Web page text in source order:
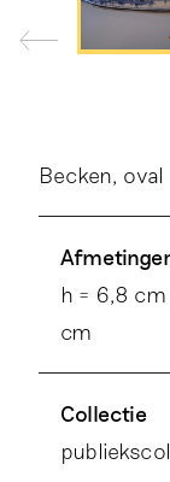
Becken, oval
h = 6,8
cm
Collectie